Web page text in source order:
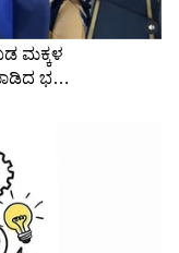
ಮತ್ತು
ಆದರೆ ಅವರ
ಭಾವನಾತ್ಮಕ